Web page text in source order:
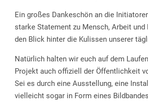
Ein großes Dankeschön an die
starke Statement zu Mensch, Arbeit und
den Blick hinter die Kulissen unserer
Natürlich halten wir euch auf dem
Projekt auch offiziell der Öffentlichkeit
Sei es durch eine Ausstellung, eine
vielleicht sogar in Form eines